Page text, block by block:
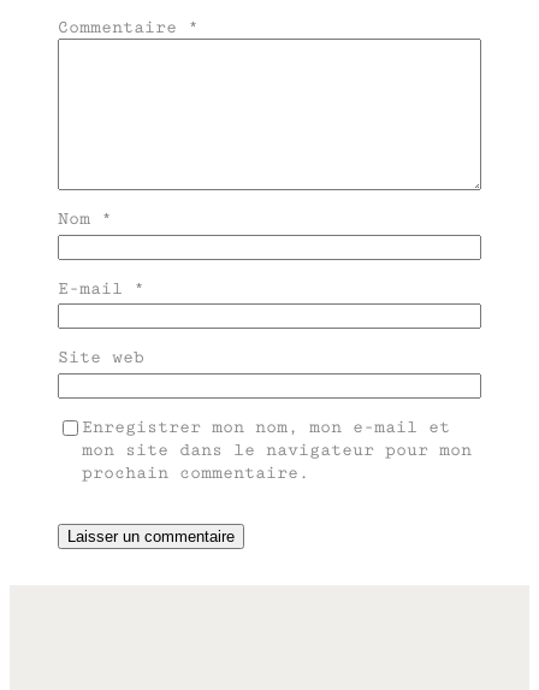
Commentaire
*
Nom *
E-mail *
Site web
Enregistrer mon nom, mon e-mail et
mon site dans le navigateur pour mon
prochain commentaire.